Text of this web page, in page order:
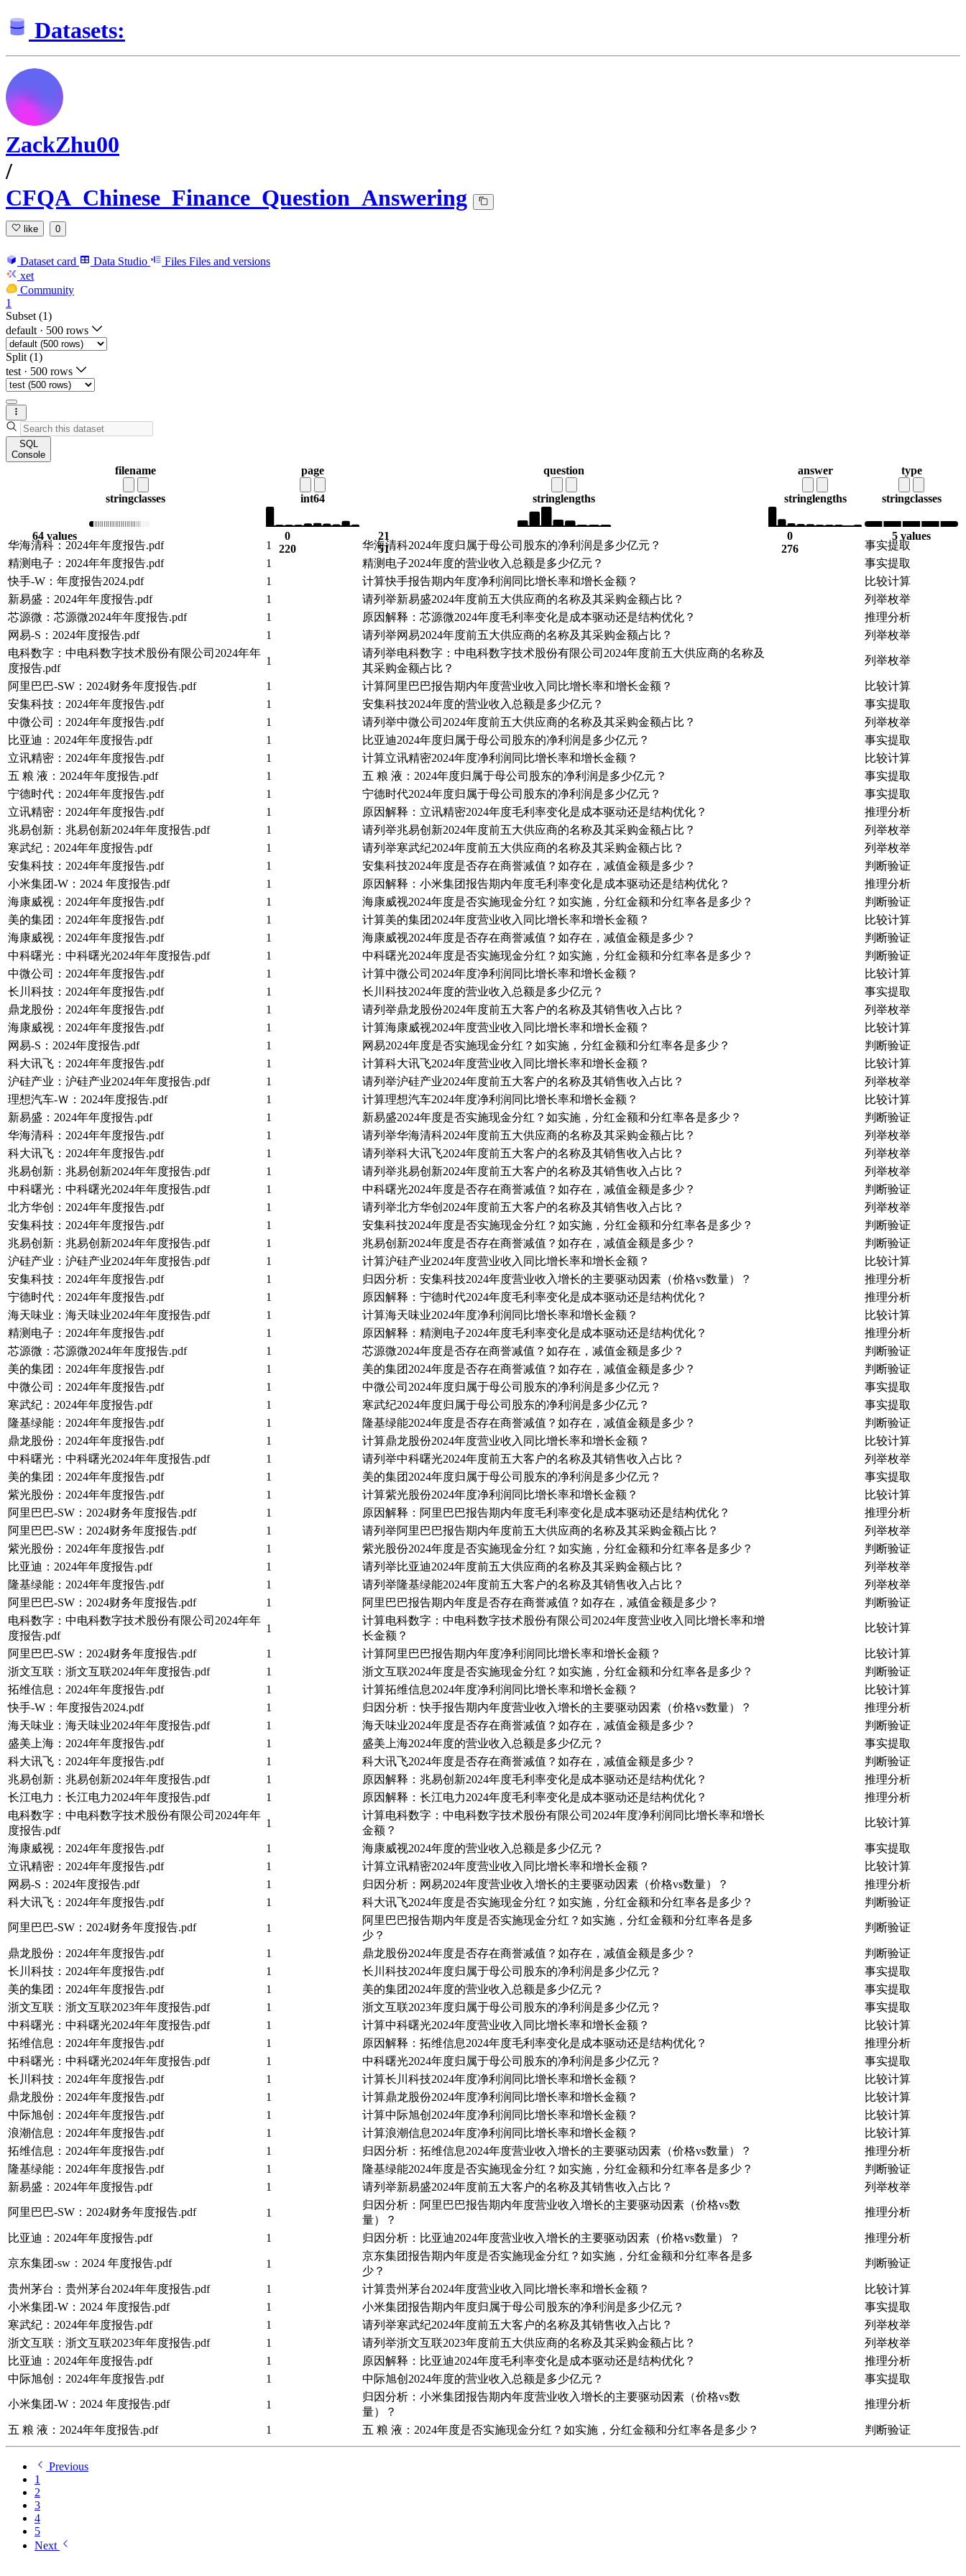
Datasets:
ZackZhu00
/
CFQA_Chinese_Finance_Question_Answering
like 0
Dataset card Data Studio Files Files and versions
xet
Community
1
Subset (1)
default · 500 rows
Split (1)
test · 500 rows
SQL
Console
filename
stringclasses
64 values
page
int64
0
220
question
stringlengths
21
51
answer
stringlengths
0
276
type
stringclasses
5 values
华海清科：2024年年度报告.pdf 1 华海清科2024年度归属于母公司股东的净利润是多少亿元？
事实提取
精测电子：2024年年度报告.pdf
1 精测电子2024年度的营业收入总额是多少亿元？
事实提取
快手-W：年度报告2024.pdf
1 计算快手报告期内年度净利润同比增长率和增长金额？
比较计算
新易盛：2024年年度报告.pdf
1 请列举新易盛2024年度前五大供应商的名称及其采购金额占比？
列举枚举
芯源微：芯源微2024年年度报告.pdf
1 原因解释：芯源微2024年度毛利率变化是成本驱动还是结构优化？
推理分析
网易-S：2024年度报告.pdf
1 请列举网易2024年度前五大供应商的名称及其采购金额占比？
列举枚举
电科数字：中电科数字技术股份有限公司2024年年
度报告.pdf
1
请列举电科数字：中电科数字技术股份有限公司2024年度前五大供应商的名称及
其采购金额占比？
列举枚举
阿里巴巴-SW：2024财务年度报告.pdf 1 计算阿里巴巴报告期内年度营业收入同比增长率和增长金额？
比较计算
安集科技：2024年年度报告.pdf
1 安集科技2024年度的营业收入总额是多少亿元？
事实提取
中微公司：2024年年度报告.pdf
1 请列举中微公司2024年度前五大供应商的名称及其采购金额占比？
列举枚举
比亚迪：2024年年度报告.pdf
1 比亚迪2024年度归属于母公司股东的净利润是多少亿元？
事实提取
立讯精密：2024年年度报告.pdf
1 计算立讯精密2024年度净利润同比增长率和增长金额？
比较计算
五 粮 液：2024年年度报告.pdf
1 五 粮 液：2024年度归属于母公司股东的净利润是多少亿元？
事实提取
宁德时代：2024年年度报告.pdf
1 宁德时代2024年度归属于母公司股东的净利润是多少亿元？
事实提取
立讯精密：2024年年度报告.pdf
1 原因解释：立讯精密2024年度毛利率变化是成本驱动还是结构优化？
推理分析
兆易创新：兆易创新2024年年度报告.pdf
1 请列举兆易创新2024年度前五大供应商的名称及其采购金额占比？
列举枚举
寒武纪：2024年年度报告.pdf
1 请列举寒武纪2024年度前五大供应商的名称及其采购金额占比？
列举枚举
安集科技：2024年年度报告.pdf
1 安集科技2024年度是否存在商誉减值？如存在，减值金额是多少？
判断验证
小米集团-W：2024 年度报告.pdf
1 原因解释：小米集团报告期内年度毛利率变化是成本驱动还是结构优化？
推理分析
海康威视：2024年年度报告.pdf
1 海康威视2024年度是否实施现金分红？如实施，分红金额和分红率各是多少？
判断验证
美的集团：2024年年度报告.pdf
1 计算美的集团2024年度营业收入同比增长率和增长金额？
比较计算
海康威视：2024年年度报告.pdf
1 海康威视2024年度是否存在商誉减值？如存在，减值金额是多少？
判断验证
中科曙光：中科曙光2024年年度报告.pdf
1 中科曙光2024年度是否实施现金分红？如实施，分红金额和分红率各是多少？
判断验证
中微公司：2024年年度报告.pdf
1 计算中微公司2024年度净利润同比增长率和增长金额？
比较计算
长川科技：2024年年度报告.pdf
1 长川科技2024年度的营业收入总额是多少亿元？
事实提取
鼎龙股份：2024年年度报告.pdf
1 请列举鼎龙股份2024年度前五大客户的名称及其销售收入占比？
列举枚举
海康威视：2024年年度报告.pdf
1 计算海康威视2024年度营业收入同比增长率和增长金额？
比较计算
网易-S：2024年度报告.pdf
1 网易2024年度是否实施现金分红？如实施，分红金额和分红率各是多少？
判断验证
科大讯飞：2024年年度报告.pdf
1 计算科大讯飞2024年度营业收入同比增长率和增长金额？
比较计算
沪硅产业：沪硅产业2024年年度报告.pdf
1 请列举沪硅产业2024年度前五大客户的名称及其销售收入占比？
列举枚举
理想汽车-Ｗ：2024年度报告.pdf
1 计算理想汽车2024年度净利润同比增长率和增长金额？
比较计算
新易盛：2024年年度报告.pdf
1 新易盛2024年度是否实施现金分红？如实施，分红金额和分红率各是多少？
判断验证
华海清科：2024年年度报告.pdf
1 请列举华海清科2024年度前五大供应商的名称及其采购金额占比？
列举枚举
科大讯飞：2024年年度报告.pdf
1 请列举科大讯飞2024年度前五大客户的名称及其销售收入占比？
列举枚举
兆易创新：兆易创新2024年年度报告.pdf
1 请列举兆易创新2024年度前五大客户的名称及其销售收入占比？
列举枚举
中科曙光：中科曙光2024年年度报告.pdf
1 中科曙光2024年度是否存在商誉减值？如存在，减值金额是多少？
判断验证
北方华创：2024年年度报告.pdf
1 请列举北方华创2024年度前五大客户的名称及其销售收入占比？
列举枚举
安集科技：2024年年度报告.pdf
1 安集科技2024年度是否实施现金分红？如实施，分红金额和分红率各是多少？
判断验证
兆易创新：兆易创新2024年年度报告.pdf
1 兆易创新2024年度是否存在商誉减值？如存在，减值金额是多少？
判断验证
沪硅产业：沪硅产业2024年年度报告.pdf
1 计算沪硅产业2024年度营业收入同比增长率和增长金额？
比较计算
安集科技：2024年年度报告.pdf
1 归因分析：安集科技2024年度营业收入增长的主要驱动因素（价格vs数量）？
推理分析
宁德时代：2024年年度报告.pdf
1 原因解释：宁德时代2024年度毛利率变化是成本驱动还是结构优化？
推理分析
海天味业：海天味业2024年年度报告.pdf
1 计算海天味业2024年度净利润同比增长率和增长金额？
比较计算
精测电子：2024年年度报告.pdf
1 原因解释：精测电子2024年度毛利率变化是成本驱动还是结构优化？
推理分析
芯源微：芯源微2024年年度报告.pdf
1 芯源微2024年度是否存在商誉减值？如存在，减值金额是多少？
判断验证
美的集团：2024年年度报告.pdf
1 美的集团2024年度是否存在商誉减值？如存在，减值金额是多少？
判断验证
中微公司：2024年年度报告.pdf
1 中微公司2024年度归属于母公司股东的净利润是多少亿元？
事实提取
寒武纪：2024年年度报告.pdf
1 寒武纪2024年度归属于母公司股东的净利润是多少亿元？
事实提取
隆基绿能：2024年年度报告.pdf
1 隆基绿能2024年度是否存在商誉减值？如存在，减值金额是多少？
判断验证
鼎龙股份：2024年年度报告.pdf
1 计算鼎龙股份2024年度营业收入同比增长率和增长金额？
比较计算
中科曙光：中科曙光2024年年度报告.pdf
1 请列举中科曙光2024年度前五大客户的名称及其销售收入占比？
列举枚举
美的集团：2024年年度报告.pdf
1 美的集团2024年度归属于母公司股东的净利润是多少亿元？
事实提取
紫光股份：2024年年度报告.pdf
1 计算紫光股份2024年度净利润同比增长率和增长金额？
比较计算
阿里巴巴-SW：2024财务年度报告.pdf
1 原因解释：阿里巴巴报告期内年度毛利率变化是成本驱动还是结构优化？
推理分析
阿里巴巴-SW：2024财务年度报告.pdf
1 请列举阿里巴巴报告期内年度前五大供应商的名称及其采购金额占比？
列举枚举
紫光股份：2024年年度报告.pdf
1 紫光股份2024年度是否实施现金分红？如实施，分红金额和分红率各是多少？
判断验证
比亚迪：2024年年度报告.pdf
1 请列举比亚迪2024年度前五大供应商的名称及其采购金额占比？
列举枚举
隆基绿能：2024年年度报告.pdf
1 请列举隆基绿能2024年度前五大客户的名称及其销售收入占比？
列举枚举
阿里巴巴-SW：2024财务年度报告.pdf
1 阿里巴巴报告期内年度是否存在商誉减值？如存在，减值金额是多少？
判断验证
电科数字：中电科数字技术股份有限公司2024年年
度报告.pdf
1
计算电科数字：中电科数字技术股份有限公司2024年度营业收入同比增长率和增
长金额？
比较计算
阿里巴巴-SW：2024财务年度报告.pdf 1 计算阿里巴巴报告期内年度净利润同比增长率和增长金额？
比较计算
浙文互联：浙文互联2024年年度报告.pdf
1 浙文互联2024年度是否实施现金分红？如实施，分红金额和分红率各是多少？
判断验证
拓维信息：2024年年度报告.pdf
1 计算拓维信息2024年度净利润同比增长率和增长金额？
比较计算
快手-W：年度报告2024.pdf
1 归因分析：快手报告期内年度营业收入增长的主要驱动因素（价格vs数量）？
推理分析
海天味业：海天味业2024年年度报告.pdf
1 海天味业2024年度是否存在商誉减值？如存在，减值金额是多少？
判断验证
盛美上海：2024年年度报告.pdf
1 盛美上海2024年度的营业收入总额是多少亿元？
事实提取
科大讯飞：2024年年度报告.pdf
1 科大讯飞2024年度是否存在商誉减值？如存在，减值金额是多少？
判断验证
兆易创新：兆易创新2024年年度报告.pdf
1 原因解释：兆易创新2024年度毛利率变化是成本驱动还是结构优化？
推理分析
长江电力：长江电力2024年年度报告.pdf
1 原因解释：长江电力2024年度毛利率变化是成本驱动还是结构优化？
推理分析
电科数字：中电科数字技术股份有限公司2024年年
度报告.pdf
1
计算电科数字：中电科数字技术股份有限公司2024年度净利润同比增长率和增长
金额？
比较计算
海康威视：2024年年度报告.pdf 1 海康威视2024年度的营业收入总额是多少亿元？
事实提取
立讯精密：2024年年度报告.pdf
1 计算立讯精密2024年度营业收入同比增长率和增长金额？
比较计算
网易-S：2024年度报告.pdf
1 归因分析：网易2024年度营业收入增长的主要驱动因素（价格vs数量）？
推理分析
科大讯飞：2024年年度报告.pdf
1 科大讯飞2024年度是否实施现金分红？如实施，分红金额和分红率各是多少？ 判断验证
阿里巴巴-SW：2024财务年度报告.pdf 1
阿里巴巴报告期内年度是否实施现金分红？如实施，分红金额和分红率各是多
少？
判断验证
鼎龙股份：2024年年度报告.pdf 1 鼎龙股份2024年度是否存在商誉减值？如存在，减值金额是多少？
判断验证
长川科技：2024年年度报告.pdf
1 长川科技2024年度归属于母公司股东的净利润是多少亿元？
事实提取
美的集团：2024年年度报告.pdf
1 美的集团2024年度的营业收入总额是多少亿元？
事实提取
浙文互联：浙文互联2023年年度报告.pdf
1 浙文互联2023年度归属于母公司股东的净利润是多少亿元？
事实提取
中科曙光：中科曙光2024年年度报告.pdf
1 计算中科曙光2024年度营业收入同比增长率和增长金额？
比较计算
拓维信息：2024年年度报告.pdf
1 原因解释：拓维信息2024年度毛利率变化是成本驱动还是结构优化？
推理分析
中科曙光：中科曙光2024年年度报告.pdf
1 中科曙光2024年度归属于母公司股东的净利润是多少亿元？
事实提取
长川科技：2024年年度报告.pdf
1 计算长川科技2024年度净利润同比增长率和增长金额？
比较计算
鼎龙股份：2024年年度报告.pdf
1 计算鼎龙股份2024年度净利润同比增长率和增长金额？
比较计算
中际旭创：2024年年度报告.pdf
1 计算中际旭创2024年度净利润同比增长率和增长金额？
比较计算
浪潮信息：2024年年度报告.pdf
1 计算浪潮信息2024年度净利润同比增长率和增长金额？
比较计算
拓维信息：2024年年度报告.pdf
1 归因分析：拓维信息2024年度营业收入增长的主要驱动因素（价格vs数量）？
推理分析
隆基绿能：2024年年度报告.pdf
1 隆基绿能2024年度是否实施现金分红？如实施，分红金额和分红率各是多少？
判断验证
新易盛：2024年年度报告.pdf
1 请列举新易盛2024年度前五大客户的名称及其销售收入占比？ 列举枚举
阿里巴巴-SW：2024财务年度报告.pdf 1
归因分析：阿里巴巴报告期内年度营业收入增长的主要驱动因素（价格vs数
量）？
推理分析
比亚迪：2024年年度报告.pdf 1 归因分析：比亚迪2024年度营业收入增长的主要驱动因素（价格vs数量）？ 推理分析
京东集团-sw：2024 年度报告.pdf 1
京东集团报告期内年度是否实施现金分红？如实施，分红金额和分红率各是多
少？
判断验证
贵州茅台：贵州茅台2024年年度报告.pdf 1 计算贵州茅台2024年度营业收入同比增长率和增长金额？
比较计算
小米集团-W：2024 年度报告.pdf
1 小米集团报告期内年度归属于母公司股东的净利润是多少亿元？
事实提取
寒武纪：2024年年度报告.pdf
1 请列举寒武纪2024年度前五大客户的名称及其销售收入占比？
列举枚举
浙文互联：浙文互联2023年年度报告.pdf
1 请列举浙文互联2023年度前五大供应商的名称及其采购金额占比？
列举枚举
比亚迪：2024年年度报告.pdf
1 原因解释：比亚迪2024年度毛利率变化是成本驱动还是结构优化？
推理分析
中际旭创：2024年年度报告.pdf
1 中际旭创2024年度的营业收入总额是多少亿元？ 事实提取
小米集团-W：2024 年度报告.pdf 1
归因分析：小米集团报告期内年度营业收入增长的主要驱动因素（价格vs数
量）？
推理分析
五 粮 液：2024年年度报告.pdf 1 五 粮 液：2024年度是否实施现金分红？如实施，分红金额和分红率各是多少？ 判断验证
Previous
1
2
3
4
5
Next